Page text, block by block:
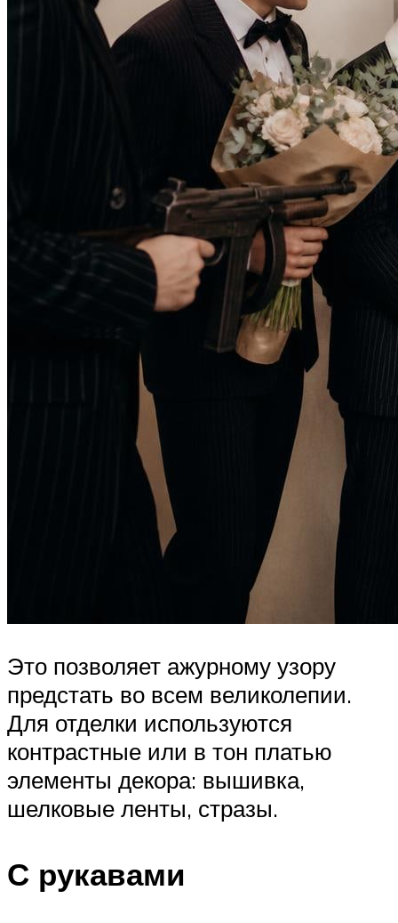
Это позволяет ажурному узору
предстать во всем великолепии.
Для отделки используются
контрастные или в тон платью
элементы декора: вышивка,
шелковые ленты, стразы.
С рукавами